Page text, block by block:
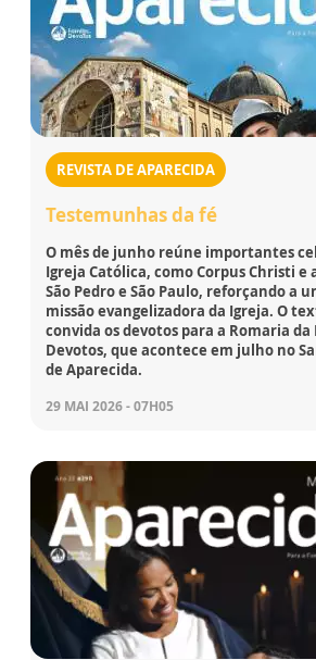
REVISTA DE APARECIDA
Testemunhas da fé
O mês de junho reúne importantes
Igreja Católica, como Corpus Christi e
São Pedro e São Paulo, reforçando a
missão evangelizadora da Igreja. O
convida os devotos para a Romaria da
Devotos, que acontece em julho no
de Aparecida.
29 MAI 2026 - 07H05